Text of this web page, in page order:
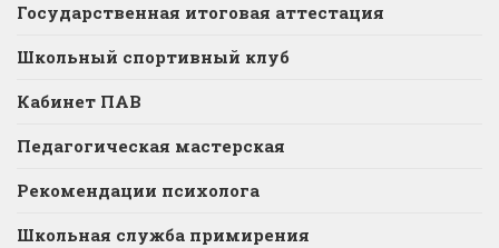
Государственная итоговая аттестация
Школьный спортивный клуб
Кабинет ПАВ
Педагогическая мастерская
Рекомендации психолога
Школьная служба примирения